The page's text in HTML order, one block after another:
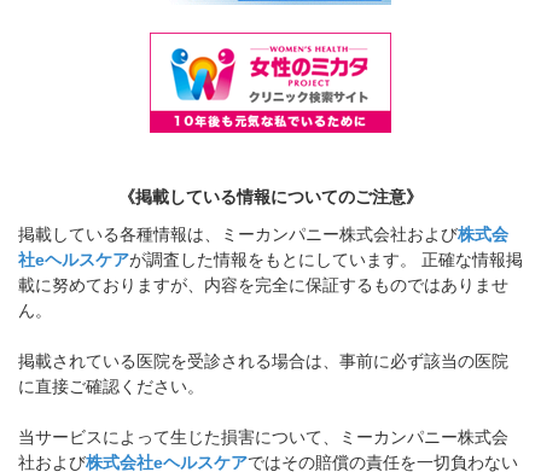
《掲載している情報についてのご注意》
掲載している各種情報は、ミーカンパニー株式会社および株式会
社eヘルスケアが調査した情報をもとにしています。 正確な情報掲
載に努めておりますが、内容を完全に保証するものではありませ
ん。
掲載されている医院を受診される場合は、事前に必ず該当の医院
に直接ご確認ください。
当サービスによって生じた損害について、ミーカンパニー株式会
社および株式会社eヘルスケアではその賠償の責任を一切負わない